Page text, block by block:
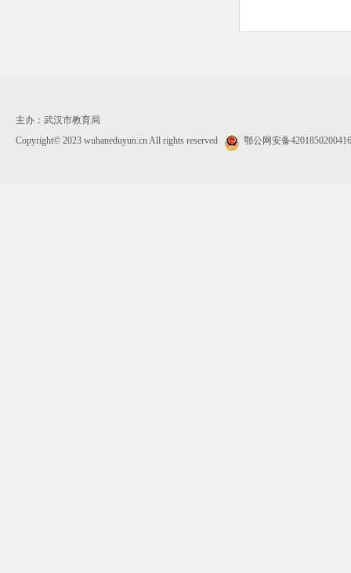
主办：武汉市教育局
Copyright© 2023 wuhaneduyun.cn All rights reserved
鄂公网安备